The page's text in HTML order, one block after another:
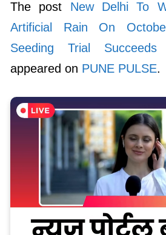
The post New Delhi To
Artificial Rain On
Seeding Trial
appeared on PUNE PULSE.